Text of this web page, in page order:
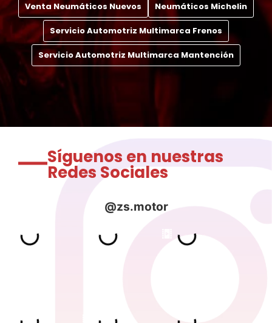
Venta Neumáticos Nuevos Neumáticos Michelin
Servicio Automotriz Multimarca Frenos
Servicio Automotriz Multimarca Mantención
Síguenos en nuestras
Redes Sociales